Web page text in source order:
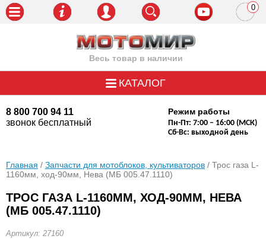
Весь товар в наличии
8 800 700 94 11
звонок бесплатный
Режим работы
Пн-Пт: 7:00 – 16:00 (МСК)
Сб-Вс: выходной день
0
КАТАЛОГ
Главная / Запчасти для мотоблоков, культиваторов / Трос газа L-
1160мм, ход-90мм, Нева (МБ 005.47.1110)
ТРОС ГАЗА L-1160ММ, ХОД-90ММ, НЕВА
(МБ 005.47.1110)
Артикул: 27160